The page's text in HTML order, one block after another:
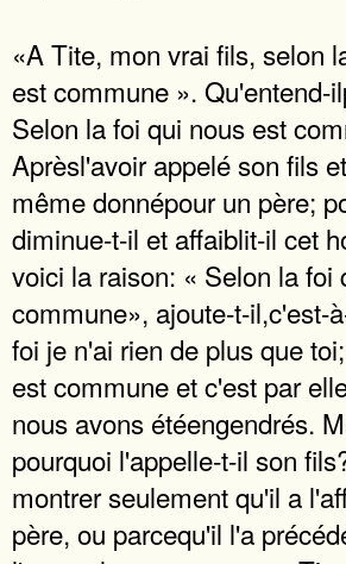
«A Tite, mon vrai fils, selon
est commune ». Qu'entend-
Selon la foi qui nous est
Aprèsl'avoir appelé son fils
même donnépour un père;
diminue-t-il et affaiblit-il cet
voici la raison: « Selon la foi
commune», ajoute-t-il,c'est-
foi je n'ai rien de plus que
est commune et c'est par
nous avons étéengendrés.
pourquoi l'appelle-t-il son
montrer seulement qu'il a
père, ou parcequ'il l'a